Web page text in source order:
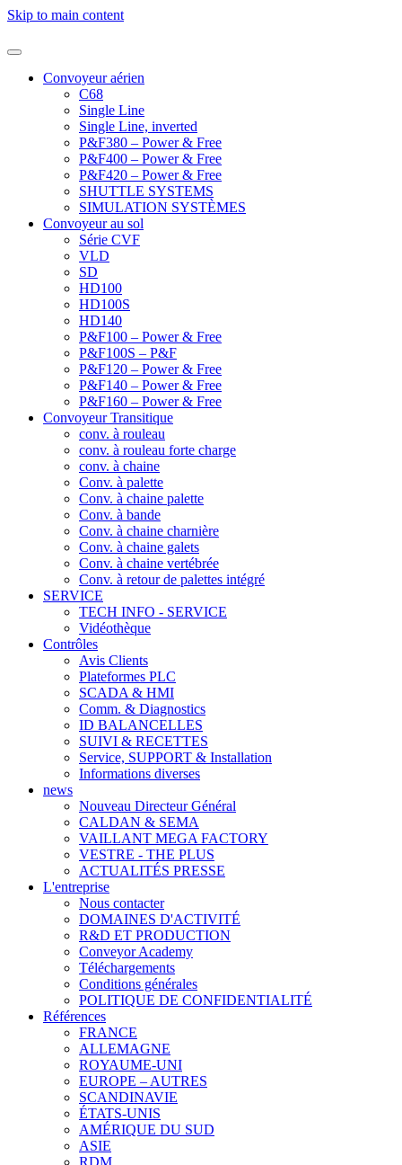
Skip to main content
Convoyeur aérien
C68
Single Line
Single Line, inverted
P&F380 – Power & Free
P&F400 – Power & Free
P&F420 – Power & Free
SHUTTLE SYSTEMS
SIMULATION SYSTÈMES
Convoyeur au sol
Série CVF
VLD
SD
HD100
HD100S
HD140
P&F100 – Power & Free
P&F100S – P&F
P&F120 – Power & Free
P&F140 – Power & Free
P&F160 – Power & Free
Convoyeur Transitique
conv. à rouleau
conv. à rouleau forte charge
conv. à chaine
Conv. à palette
Conv. à chaine palette
Conv. à bande
Conv. à chaine charnière
Conv. à chaine galets
Conv. à chaine vertébrée
Conv. à retour de palettes intégré
SERVICE
TECH INFO - SERVICE
Vidéothèque
Contrôles
Avis Clients
Plateformes PLC
SCADA & HMI
Comm. & Diagnostics
ID BALANCELLES
SUIVI & RECETTES
Service, SUPPORT & Installation
Informations diverses
news
Nouveau Directeur Général
CALDAN & SEMA
VAILLANT MEGA FACTORY
VESTRE - THE PLUS
ACTUALITÉS PRESSE
L'entreprise
Nous contacter
DOMAINES D'ACTIVITÉ
R&D ET PRODUCTION
Conveyor Academy
Téléchargements
Conditions générales
POLITIQUE DE CONFIDENTIALITÉ
Références
FRANCE
ALLEMAGNE
ROYAUME-UNI
EUROPE – AUTRES
SCANDINAVIE
ÉTATS-UNIS
AMÉRIQUE DU SUD
ASIE
RDM